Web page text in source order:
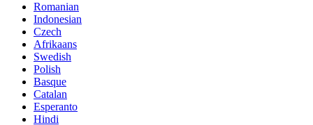
Romanian
Indonesian
Czech
Afrikaans
Swedish
Polish
Basque
Catalan
Esperanto
Hindi